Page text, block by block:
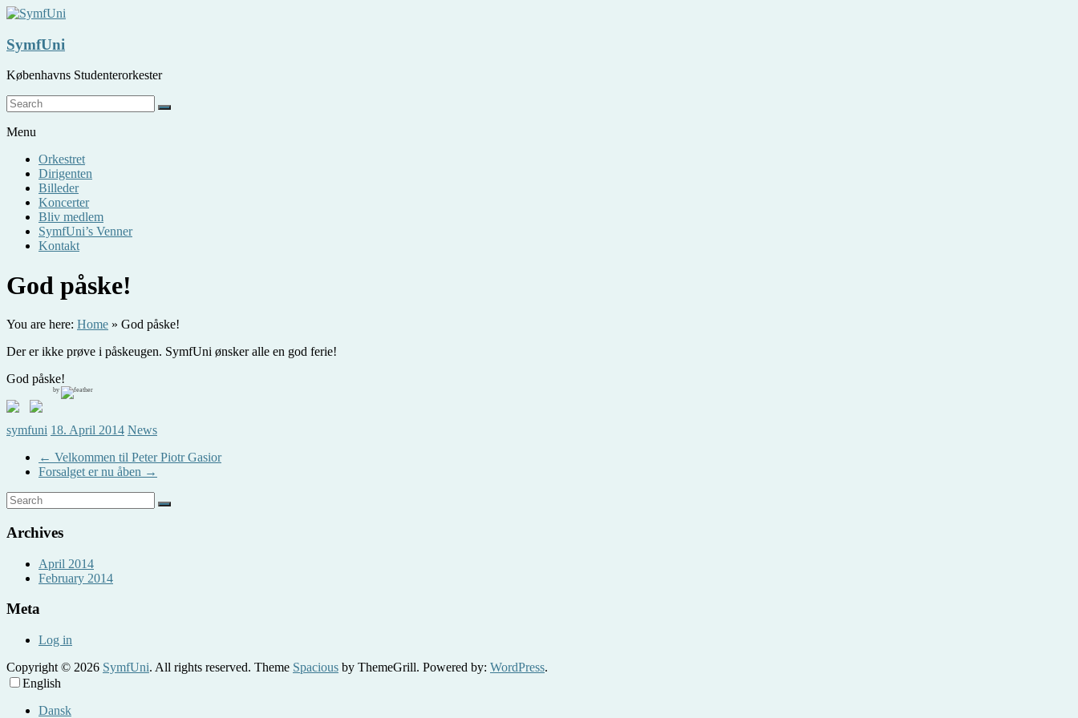
Skip
content
SymfUni
Københavns Studenterorkester
Menu
Orkestret
Dirigenten
Billeder
Koncerter
Bliv medlem
SymfUni’s Venner
Kontakt
God påske!
You are here: Home » God påske!
Der er ikke prøve i påskeugen. SymfUni ønsker alle en god ferie!
God påske!
by
symfuni 18. April 2014 News
← Velkommen til Peter Piotr Gasior
Forsalget er nu åben →
Archives
April 2014
February 2014
Meta
Log in
Copyright © 2026 SymfUni. All rights reserved. Theme Spacious by ThemeGrill. Powered by: WordPress.
English
Dansk